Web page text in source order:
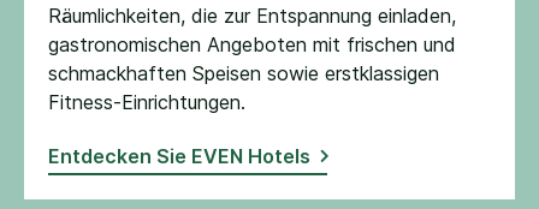
Räumlichkeiten, die zur Entspannung einladen,
gastronomischen Angeboten mit frischen und
schmackhaften Speisen sowie erstklassigen
Fitness-Einrichtungen​.
Entdecken Sie EVEN Hotels